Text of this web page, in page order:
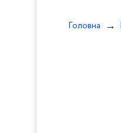
Головна